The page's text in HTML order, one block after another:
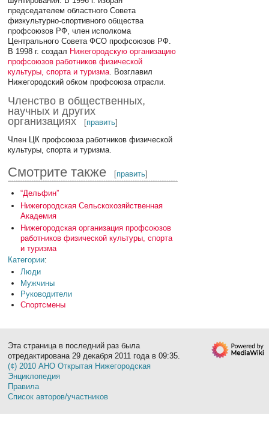
председателем областного Совета
физкультурно-спортивного общества
профсоюзов РФ, член исполкома
Центрального Совета ФСО профсоюзов РФ.
В 1998 г. создал Нижегородскую организацию
профсоюзов работников физической
культуры, спорта и туризма. Возглавил
Нижегородский обком профсоюза отрасли.
Членство в общественных,
научных и других
организациях
[править]
Член ЦК профсоюза работников физической
культуры, спорта и туризма.
Смотрите также [править]
“Дельфин”
Нижегородская Сельскохозяйственная
Академия
Нижегородская организация профсоюзов
работников физической культуры, спорта
и туризма
Категории:
Люди
Мужчины
Руководители
Спортсмены
Эта страница в последний раз была
отредактирована 29 декабря 2011 года в 09:35.
(¢) 2010 АНО Открытая Нижегородская
Энциклопедия
Правила
Список авторов/участников